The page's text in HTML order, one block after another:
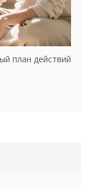
план действий